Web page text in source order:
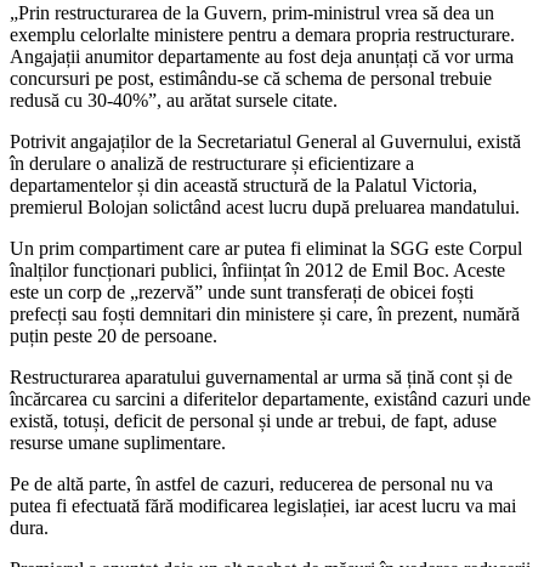
„Prin restructurarea de la Guvern, prim-ministrul vrea să dea un
exemplu celorlalte ministere pentru a demara propria restructurare.
Angajații anumitor departamente au fost deja anunțați că vor urma
concursuri pe post, estimându-se că schema de personal trebuie
redusă cu 30-40%”, au arătat sursele citate.
Potrivit angajaților de la Secretariatul General al Guvernului, există
în derulare o analiză de restructurare și eficientizare a
departamentelor și din această structură de la Palatul Victoria,
premierul Bolojan solictând acest lucru după preluarea mandatului.
Un prim compartiment care ar putea fi eliminat la SGG este Corpul
înalților funcționari publici, înființat în 2012 de Emil Boc. Aceste
este un corp de „rezervă” unde sunt transferați de obicei foști
prefecți sau foști demnitari din ministere și care, în prezent, numără
puțin peste 20 de persoane.
Restructurarea aparatului guvernamental ar urma să țină cont și de
încărcarea cu sarcini a diferitelor departamente, existând cazuri unde
există, totuși, deficit de personal și unde ar trebui, de fapt, aduse
resurse umane suplimentare.
Pe de altă parte, în astfel de cazuri, reducerea de personal nu va
putea fi efectuată fără modificarea legislației, iar acest lucru va mai
dura.